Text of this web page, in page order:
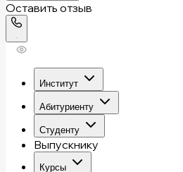
Оставить отзыв
Институт
Абитуриенту
Студенту
Выпускнику
Курсы